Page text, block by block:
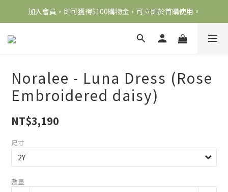
全館滿2000免運
加入會員，即可獲得$100購物金，可立即於首購使用。
滿5000送500購物金，滿8000送800購物金
Noralee - Luna Dress (Rose
Embroidered daisy)
NT$3,190
尺寸
數量